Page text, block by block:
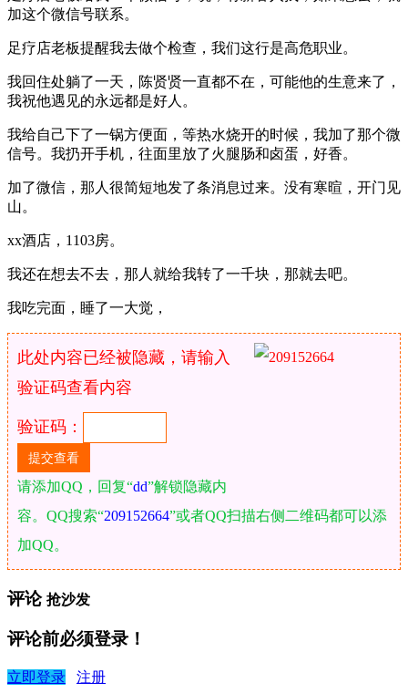
加这个微信号联系。
足疗店老板提醒我去做个检查，我们这行是高危职业。
我回住处躺了一天，陈贤贤一直都不在，可能他的生意来了，
我祝他遇见的永远都是好人。
我给自己下了一锅方便面，等热水烧开的时候，我加了那个微
信号。我扔开手机，往面里放了火腿肠和卤蛋，好香。
加了微信，那人很简短地发了条消息过来。没有寒暄，开门见
山。
xx酒店，1103房。
我还在想去不去，那人就给我转了一千块，那就去吧。
我吃完面，睡了一大觉，
此处内容已经被隐藏，请输入
验证码查看内容
验证码：
请添加QQ，回复“dd”解锁隐藏内
容。QQ搜索“209152664”或者QQ扫描右侧二维码都可以添
加QQ。
评论 抢沙发
评论前必须登录！
立即登录 注册